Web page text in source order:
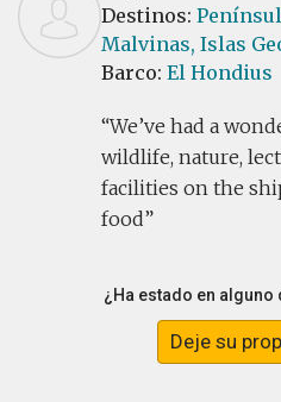
Destinos:
Malvinas, Islas
Barco: El Hondius
We’ve had a
wildlife, nature,
facilities on the
food
¿Ha estado en
Deje su